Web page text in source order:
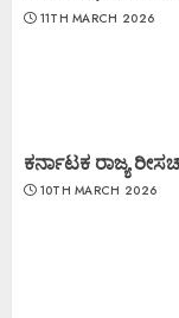
11TH MARCH 2026
ಕರ್ನಾಟಕ ರಾಜ್ಯ
10TH MARCH 2026